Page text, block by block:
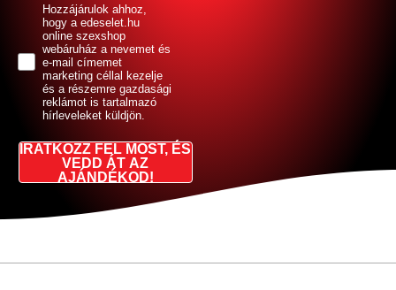
GDPRHozzájárulok ahhoz,
hogy a edeselet.hu
online szexshop
webáruház a nevemet és
e-mail címemet
marketing céllal kezelje
és a részemre gazdasági
reklámot is tartalmazó
hírleveleket küldjön.
IRATKOZZ FEL MOST, ÉS
VEDD ÁT AZ
AJÁNDÉKOD!